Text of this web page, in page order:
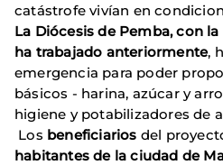
catástrofe vivían en
La Diócesis de Pemba, con
ha trabajado anteriormente,
emergencia para poder
básicos - harina, azúcar y
higiene y potabilizadores de
Los beneficiarios del
habitantes de la ciudad de